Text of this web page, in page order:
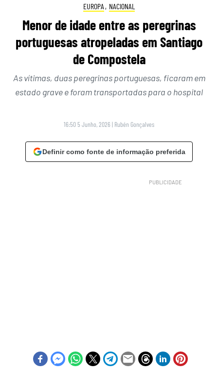
EUROPA , NACIONAL
Menor de idade entre as peregrinas
portuguesas atropeladas em Santiago
de Compostela
As vítimas, duas peregrinas portuguesas, ficaram em
estado grave e foram transportadas para o hospital
16:50 5 Junho, 2026 | Rubén Gonçalves
Definir como fonte de informação preferida